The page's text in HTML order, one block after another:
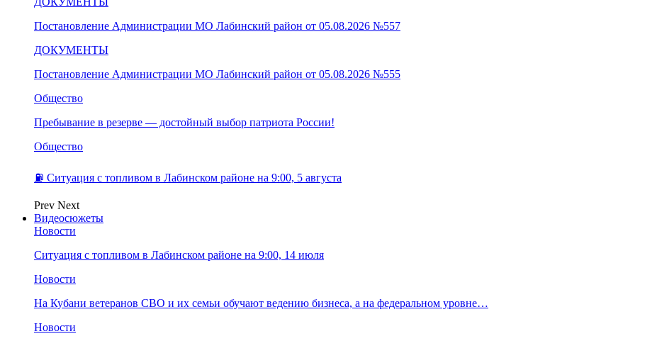
Постановление Администрации МО Лабинский район от 05.08.2026 №557
ДОКУМЕНТЫ
Постановление Администрации МО Лабинский район от 05.08.2026 №555
Общество
Пребывание в резерве — достойный выбор патриота России!
Общество
⛽️ Ситуация с топливом в Лабинском районе на 9:00, 5 августа
Prev Next
Видеосюжеты
Новости
Ситуация с топливом в Лабинском районе на 9:00, 14 июля
Новости
На Кубани ветеранов СВО и их семьи обучают ведению бизнеса, а на федеральном уровне…
Новости